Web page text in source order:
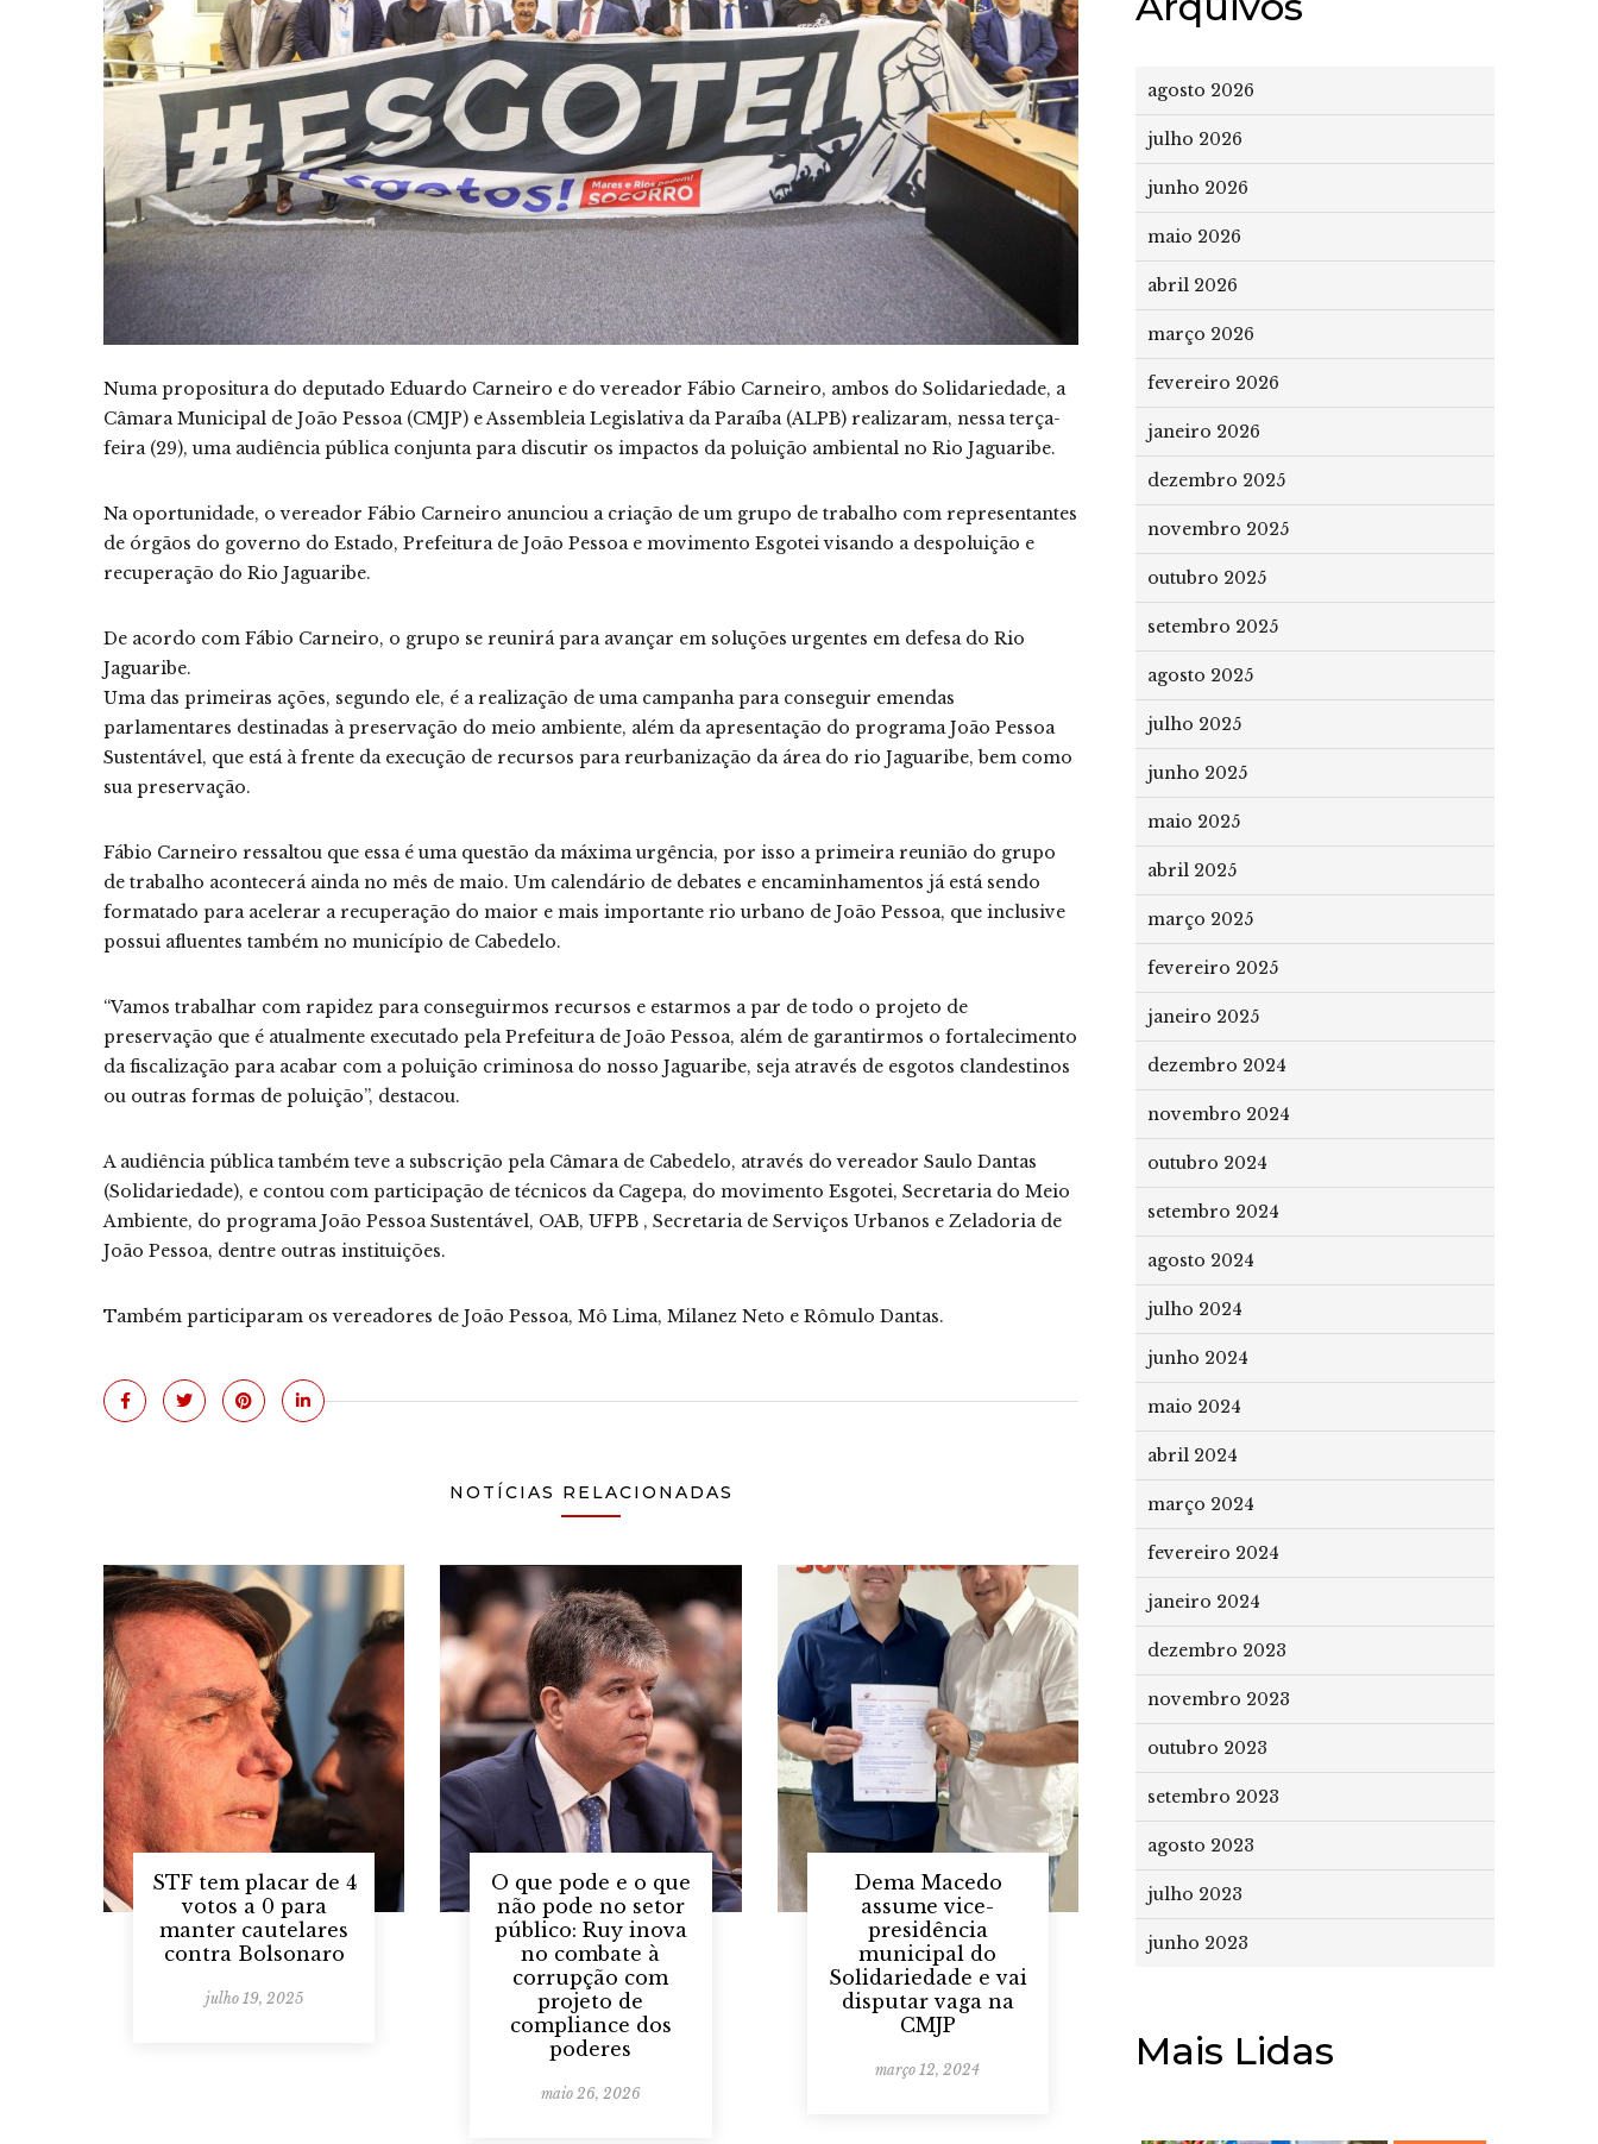
Numa propositura do deputado Eduardo Carneiro e do vereador Fábio Carneiro, ambos do Solidariedade, a
Câmara Municipal de João Pessoa (CMJP) e Assembleia Legislativa da Paraíba (ALPB) realizaram, nessa terça-
feira (29), uma audiência pública conjunta para discutir os impactos da poluição ambiental no Rio Jaguaribe.
Na oportunidade, o vereador Fábio Carneiro anunciou a criação de um grupo de trabalho com representantes
de órgãos do governo do Estado, Prefeitura de João Pessoa e movimento Esgotei visando a despoluição e
recuperação do Rio Jaguaribe.
De acordo com Fábio Carneiro, o grupo se reunirá para avançar em soluções urgentes em defesa do Rio
Jaguaribe.
Uma das primeiras ações, segundo ele, é a realização de uma campanha para conseguir emendas
parlamentares destinadas à preservação do meio ambiente, além da apresentação do programa João Pessoa
Sustentável, que está à frente da execução de recursos para reurbanização da área do rio Jaguaribe, bem como
sua preservação.
Fábio Carneiro ressaltou que essa é uma questão da máxima urgência, por isso a primeira reunião do grupo
de trabalho acontecerá ainda no mês de maio. Um calendário de debates e encaminhamentos já está sendo
formatado para acelerar a recuperação do maior e mais importante rio urbano de João Pessoa, que inclusive
possui afluentes também no município de Cabedelo.
“Vamos trabalhar com rapidez para conseguirmos recursos e estarmos a par de todo o projeto de
preservação que é atualmente executado pela Prefeitura de João Pessoa, além de garantirmos o fortalecimento
da fiscalização para acabar com a poluição criminosa do nosso Jaguaribe, seja através de esgotos clandestinos
ou outras formas de poluição”, destacou.
A audiência pública também teve a subscrição pela Câmara de Cabedelo, através do vereador Saulo Dantas
(Solidariedade), e contou com participação de técnicos da Cagepa, do movimento Esgotei, Secretaria do Meio
Ambiente, do programa João Pessoa Sustentável, OAB, UFPB , Secretaria de Serviços Urbanos e Zeladoria de
João Pessoa, dentre outras instituições.
Também participaram os vereadores de João Pessoa, Mô Lima, Milanez Neto e Rômulo Dantas.
NOTÍCIAS RELACIONADAS
STF tem placar de 4
votos a 0 para
manter cautelares
contra Bolsonaro
julho 19, 2025
O que pode e o que
não pode no setor
público: Ruy inova
no combate à
corrupção com
projeto de
compliance dos
poderes
maio 26, 2026
Dema Macedo
assume vice-
presidência
municipal do
Solidariedade e vai
disputar vaga na
CMJP
março 12, 2024
agosto 2026
julho 2026
junho 2026
maio 2026
abril 2026
março 2026
fevereiro 2026
janeiro 2026
dezembro 2025
novembro 2025
outubro 2025
setembro 2025
agosto 2025
julho 2025
junho 2025
maio 2025
abril 2025
março 2025
fevereiro 2025
janeiro 2025
dezembro 2024
novembro 2024
outubro 2024
setembro 2024
agosto 2024
julho 2024
junho 2024
maio 2024
abril 2024
março 2024
fevereiro 2024
janeiro 2024
dezembro 2023
novembro 2023
outubro 2023
setembro 2023
agosto 2023
julho 2023
junho 2023
Mais Lidas